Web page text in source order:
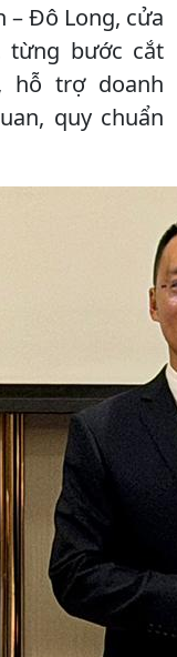
– Đô Long, cửa
từng bước cắt
hỗ trợ doanh
quy chuẩn